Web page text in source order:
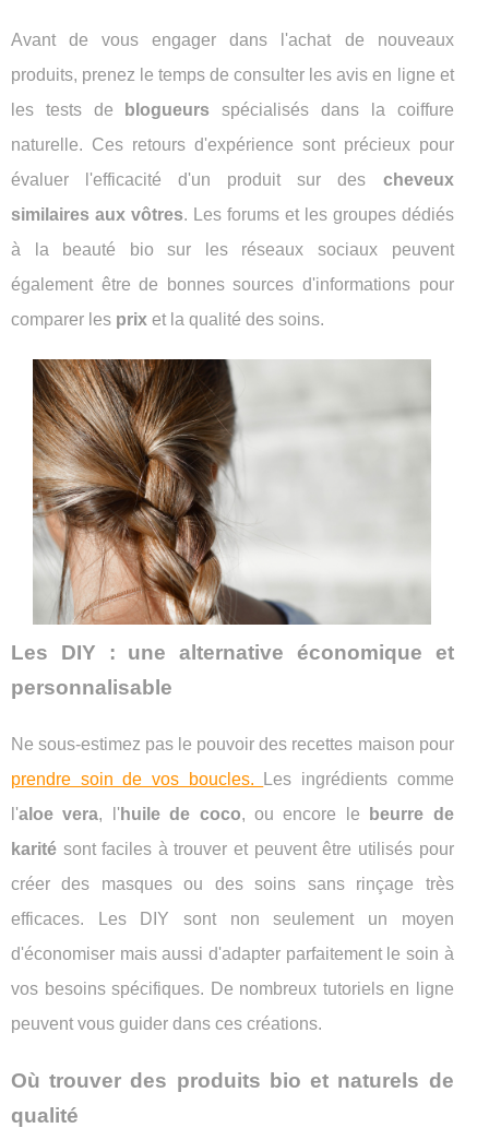
Avant de vous engager dans l'achat de nouveaux
produits, prenez le temps de consulter les avis en ligne et
les tests de
blogueurs spécialisés dans la coiffure
naturelle. Ces retours d'expérience sont précieux pour
évaluer l'efficacité d'un produit sur des cheveux
similaires aux vôtres. Les forums et les groupes dédiés
à la beauté bio sur les réseaux sociaux peuvent
également être de bonnes sources d'informations pour
comparer les prix et la qualité des soins.
Les DIY : une alternative économique et
personnalisable
Ne sous-estimez pas le pouvoir des recettes maison pour
prendre soin de vos boucles.
Les ingrédients comme
l'aloe vera, l' huile de coco, ou encore le
beurre de
karité sont faciles à trouver et peuvent être utilisés pour
créer des masques ou des soins sans rinçage très
efficaces. Les DIY sont non seulement un moyen
d'économiser mais aussi d'adapter parfaitement le soin à
vos besoins spécifiques. De nombreux tutoriels en ligne
peuvent vous guider dans ces créations.
Où trouver des produits bio et naturels de
qualité